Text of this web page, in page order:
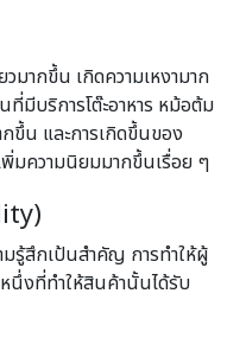
มากขึ้น เกิดความเหงามาก
ที่มีบริการโต๊ะอาหาร หม้อต้ม
ขึ้น และการเกิดขึ้นของ
มความนิยมมากขึ้นเรื่อย ๆ
รู้สึกเป้นสำคัญ การทำให้ผู้
นึ่งที่ทำให้สินค้านั้นได้รับ